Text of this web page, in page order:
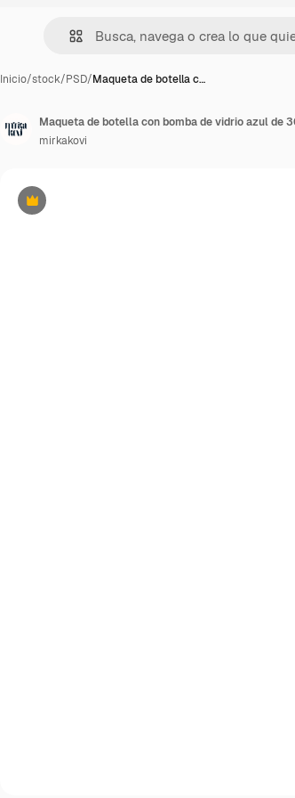
Inicio/stock/PSD/Maqueta de botella c…
Premium
Maqueta de botella con bomba de vidrio azul de
mirkakovi